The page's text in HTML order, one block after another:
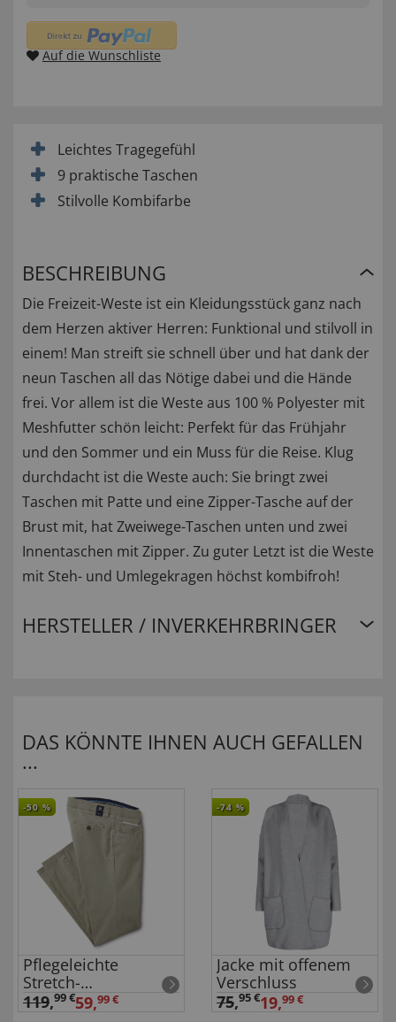
Auf die Wunschliste
Leichtes Tragegefühl
9 praktische Taschen
Stilvolle Kombifarbe
BESCHREIBUNG
Die Freizeit-Weste ist ein Kleidungsstück ganz nach
dem Herzen aktiver Herren: Funktional und stilvoll in
einem! Man streift sie schnell über und hat dank der
neun Taschen all das Nötige dabei und die Hände
frei. Vor allem ist die Weste aus 100 % Polyester mit
Meshfutter schön leicht: Perfekt für das Frühjahr
und den Sommer und ein Muss für die Reise. Klug
durchdacht ist die Weste auch: Sie bringt zwei
Taschen mit Patte und eine Zipper-Tasche auf der
Brust mit, hat Zweiwege-Taschen unten und zwei
Innentaschen mit Zipper. Zu guter Letzt ist die Weste
mit Steh- und Umlegekragen höchst kombifroh!
HERSTELLER / INVERKEHRBRINGER
DAS KÖNNTE IHNEN AUCH GEFALLEN
...
-50 %
Pflegeleichte
Stretch-
Baumwollhose
119,99 €59,99 €
-74 %
Jacke mit offenem
Verschluss
75,95 €19,99 €